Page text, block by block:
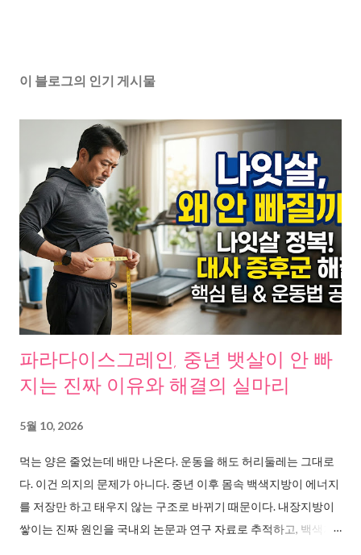
이 블로그의 인기 게시물
파라다이스그레인, 중년 뱃살이 안 빠
지는 진짜 이유와 해결의 실마리
5월 10, 2026
먹는 양은 줄었는데 배만 나온다. 운동을 해도 허리둘레는 그대로
다. 이건 의지의 문제가 아니다. 중년 이후 몸속 백색지방이 에너지
를 저장만 하고 태우지 않는 구조로 바뀌기 때문이다. 내장지방이
쌓이는 진짜 원인을 국내외 논문과 연구 자료로 추적하고, 백색지